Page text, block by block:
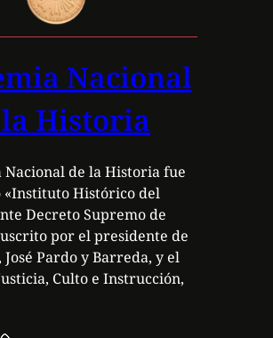
Nacional
Historia
Nacional de la Historia fue
«Instituto Histórico del
Decreto Supremo de
por el presidente de
Pardo y Barreda, y el
Culto e Instrucción,